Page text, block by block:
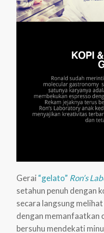
Gerai “gelato” Ron’s
setahun penuh dengan
secara langsung
dengan memanfaatkan
bersuhu mendekati